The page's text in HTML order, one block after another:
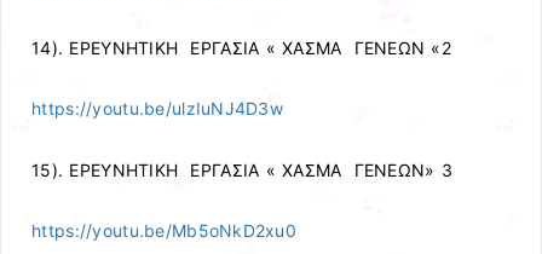
14). ΕΡΕΥΝΗΤΙΚΗ ΕΡΓΑΣΙΑ « ΧΑΣΜΑ ΓΕΝΕΩΝ «2
https://youtu.be/ulzIuNJ4D3w
15). ΕΡΕΥΝΗΤΙΚΗ ΕΡΓΑΣΙΑ « ΧΑΣΜΑ ΓΕΝΕΩΝ» 3
https://youtu.be/Mb5oNkD2xu0